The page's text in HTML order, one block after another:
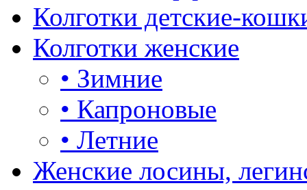
Колготки детские-
Колготки женские
• Зимние
• Капроновые
• Летние
Женские лосины,